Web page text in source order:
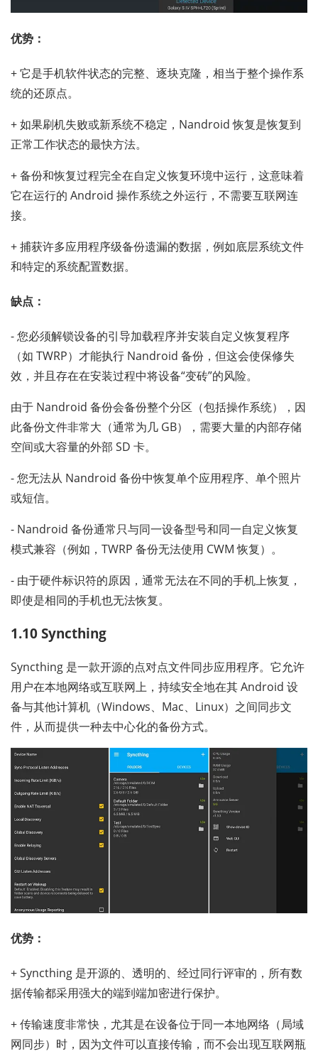
优势：
+ 它是手机软件状态的完整、逐块克隆，相当于整个操作系
统的还原点。
+ 如果刷机失败或新系统不稳定，Nandroid 恢复是恢复到
正常工作状态的最快方法。
+ 备份和恢复过程完全在自定义恢复环境中运行，这意味着
它在运行的 Android 操作系统之外运行，不需要互联网连
接。
+ 捕获许多应用程序级备份遗漏的数据，例如底层系统文件
和特定的系统配置数据。
缺点：
- 您必须解锁设备的引导加载程序并安装自定义恢复程序
（如 TWRP）才能执行 Nandroid 备份，但这会使保修失
效，并且存在在安装过程中将设备“变砖”的风险。
由于 Nandroid 备份会备份整个分区（包括操作系统），因
此备份文件非常大（通常为几 GB），需要大量的内部存储
空间或大容量的外部 SD 卡。
- 您无法从 Nandroid 备份中恢复单个应用程序、单个照片
或短信。
- Nandroid 备份通常只与同一设备型号和同一自定义恢复
模式兼容（例如，TWRP 备份无法使用 CWM 恢复）。
- 由于硬件标识符的原因，通常无法在不同的手机上恢复，
即使是相同的手机也无法恢复。
1.10 Syncthing
Syncthing 是一款开源的点对点文件同步应用程序。它允许
用户在本地网络或互联网上，持续安全地在其 Android 设
备与其他计算机（Windows、Mac、Linux）之间同步文
件，从而提供一种去中心化的备份方式。
优势：
+ Syncthing 是开源的、透明的、经过同行评审的，所有数
据传输都采用强大的端到端加密进行保护。
+ 传输速度非常快，尤其是在设备位于同一本地网络（局域
网同步）时，因为文件可以直接传输，而不会出现互联网瓶